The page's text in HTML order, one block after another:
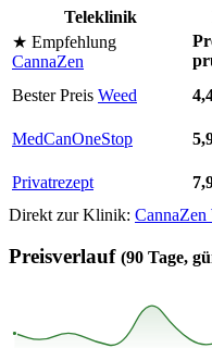
Teleklinik
★ Empfehlung
CannaZen
Bester Preis Weed
MedCanOneStop
Privatrezept
Direkt zur Klinik: CannaZen
Preisverlauf (90 Tage,